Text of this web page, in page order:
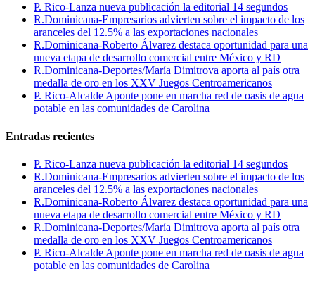
P. Rico-Lanza nueva publicación la editorial 14 segundos
R.Dominicana-Empresarios advierten sobre el impacto de los
aranceles del 12.5% a las exportaciones nacionales
R.Dominicana-Roberto Álvarez destaca oportunidad para una
nueva etapa de desarrollo comercial entre México y RD
R.Dominicana-Deportes/María Dimitrova aporta al país otra
medalla de oro en los XXV Juegos Centroamericanos
P. Rico-Alcalde Aponte pone en marcha red de oasis de agua
potable en las comunidades de Carolina
Entradas recientes
P. Rico-Lanza nueva publicación la editorial 14 segundos
R.Dominicana-Empresarios advierten sobre el impacto de los
aranceles del 12.5% a las exportaciones nacionales
R.Dominicana-Roberto Álvarez destaca oportunidad para una
nueva etapa de desarrollo comercial entre México y RD
R.Dominicana-Deportes/María Dimitrova aporta al país otra
medalla de oro en los XXV Juegos Centroamericanos
P. Rico-Alcalde Aponte pone en marcha red de oasis de agua
potable en las comunidades de Carolina